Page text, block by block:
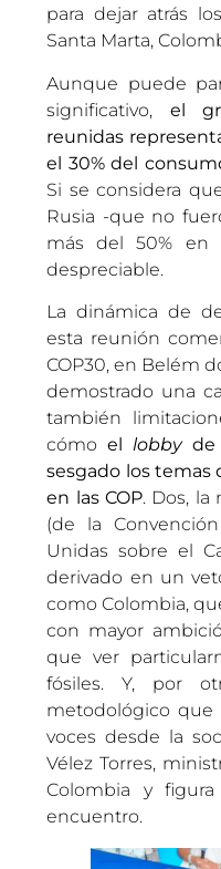
para dejar atrás
Santa Marta,
Aunque puede
significativo, el
reunidas
el 30% del
Si se considera
Rusia -que no
más del 50% en
despreciable.
La dinámica de
esta reunión
COP30, en Belém
demostrado una
también
cómoel lobby de
sesgado los temas
en las COP. Dos,
(de la
Unidas sobre el
derivado en un
como Colombia,
con mayor
que ver
fósiles. Y, por
metodológico que
voces desde la
Vélez Torres,
Colombia y
encuentro.